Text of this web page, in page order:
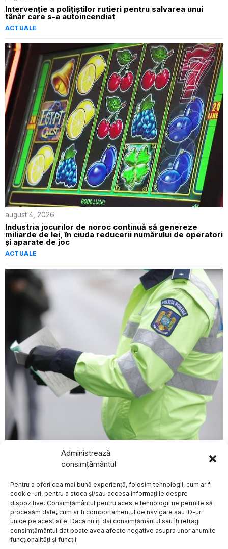
Administrează
consimțământul
Pentru a oferi cea mai bună experiență, folosim tehnologii, cum ar fi
cookie-uri, pentru a stoca și/sau accesa informațiile despre
dispozitive. Consimțământul pentru aceste tehnologii ne permite să
procesăm date, cum ar fi comportamentul de navigare sau ID-uri
unice pe acest site. Dacă nu îți dai consimțământul sau îți retragi
consimțământul dat poate avea afecte negative asupra unor anumite
funcționalități și funcții.
Intervenție a polițiștilor rutieri pentru salvarea unui
tânăr care s-a autoincendiat
ACTUALE
august 4, 2026
Industria jocurilor de noroc continuă să genereze
miliarde de lei, în ciuda reducerii numărului de operatori
și aparate de joc
ACTUALE
Curtea de Apel București suspendă aplicarea măsurii
de suspendare a permisului pentru neplata amenzilor
ACTUALE
Despre Politica de Confidențialitate Termeni și Conditii
Contact
Cookies
BREAKING NEWS
Un bărbat a fost
Britanie în legătură cu
moartea fostei
deputate Ann
Widdecombe
Poliția britanică a anunțat
vineri arestarea unui
bărbat suspectat de